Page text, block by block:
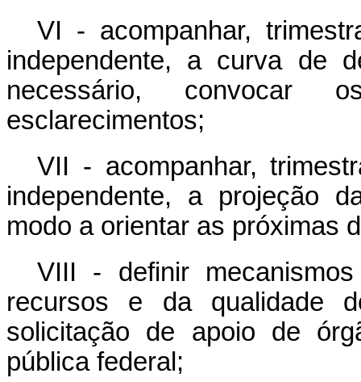
VI - acompanhar,
independente, a curva de
necessário, convocar
esclarecimentos;
VII - acompanhar,
independente, a projeção
modo a orientar as próximas
VIII - definir
recursos e da qualidade
solicitação de apoio de
pública federal;